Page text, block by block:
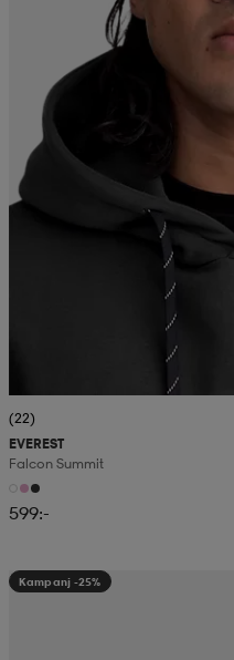
(22)
EVEREST
Falcon Summit
599:-
Kampanj -25%